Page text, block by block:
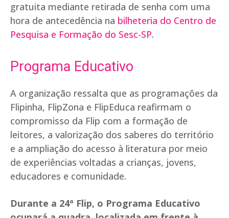
gratuita mediante retirada de senha com uma
hora de antecedência na bilheteria do Centro de
Pesquisa e Formação do Sesc-SP.
Programa Educativo
A organização ressalta que as programações da
Flipinha, FlipZona e FlipEduca reafirmam o
compromisso da Flip com a formação de
leitores, a valorização dos saberes do território
e a ampliação do acesso à literatura por meio
de experiências voltadas a crianças, jovens,
educadores e comunidade.
Durante a 24ª Flip, o Programa Educativo